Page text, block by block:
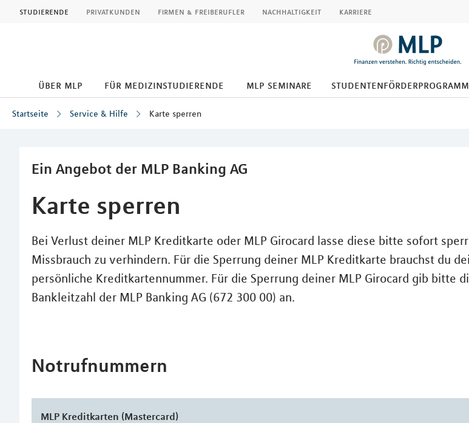
studierende privatkunden firmen & freiberufler nachhaltigkeit karriere
über mlp für medizinstudierende mlp seminare studentenförderprogramm
Startseite Service & Hilfe Karte sperren
Ein Angebot der MLP Banking AG
Karte sperren
Bei Verlust deiner MLP Kreditkarte oder MLP Girocard lasse diese bitte sofort
Missbrauch zu verhindern. Für die Sperrung deiner MLP Kreditkarte brauchst du
persönliche Kreditkartennummer. Für die Sperrung deiner MLP Girocard gib bitte
Bankleitzahl der MLP Banking AG (672 300 00) an.
Notrufnummern
MLP Kreditkarten (Mastercard)